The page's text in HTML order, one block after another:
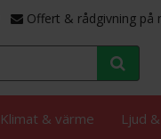
Offert & rådgivning på
Klimat & värme Ljud